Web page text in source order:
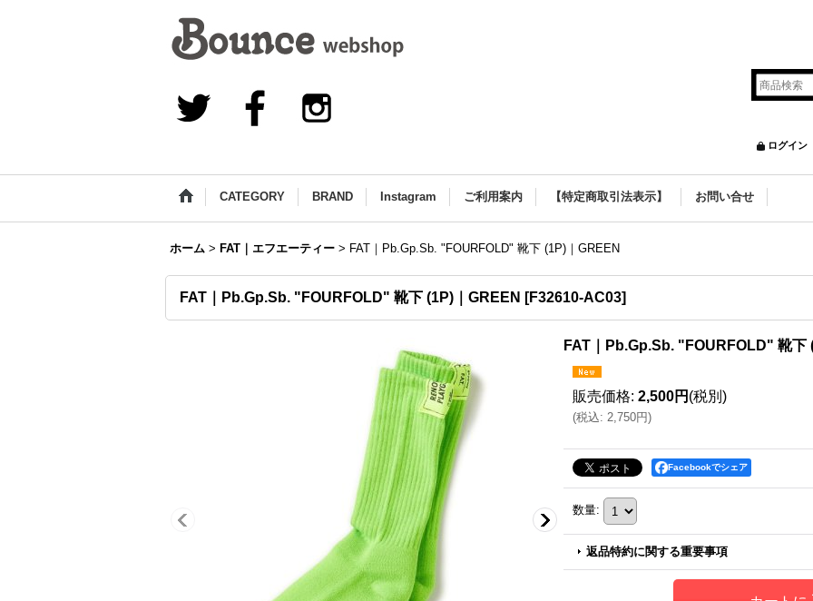
ログイン
CATEGORY BRAND Instagram ご利用案内 【特定商取引法表示】 お問い合せ
ホーム > FAT｜エフエーティー > FAT｜Pb.Gp.Sb. "FOURFOLD" 靴下 (1P)｜GREEN
FAT｜Pb.Gp.Sb. "FOURFOLD" 靴下 (1P)｜GREEN [F32610-AC03]
FAT｜Pb.Gp.Sb. "FOURFOLD" 靴下
販売価格: 2,500円 (税別)
(税込: 2,750円)
Facebookでシェア
数量:
返品特約に関する重要事項